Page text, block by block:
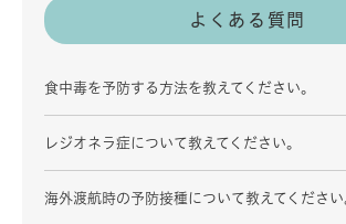
よくある質問
食中毒を予防する方法を教えてください。
レジオネラ症について教えてください。
海外渡航時の予防接種について教えてください